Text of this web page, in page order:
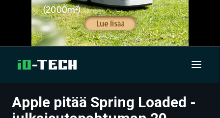
UUTISET
Apple pitää Spring Loaded -